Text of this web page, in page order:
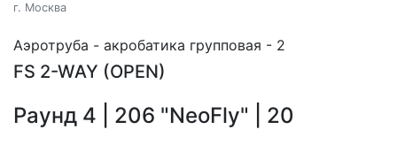
г. Москва
Аэротруба - акробатика групповая - 2
FS 2-WAY (OPEN)
Раунд 4 | 206 "NeoFly" | 20